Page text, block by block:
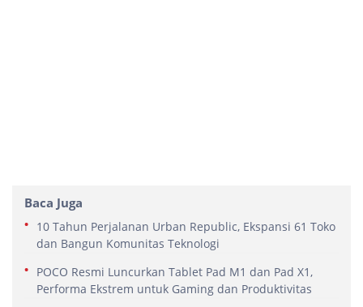
Baca Juga
10 Tahun Perjalanan Urban Republic, Ekspansi 61 Toko
dan Bangun Komunitas Teknologi
POCO Resmi Luncurkan Tablet Pad M1 dan Pad X1,
Performa Ekstrem untuk Gaming dan Produktivitas